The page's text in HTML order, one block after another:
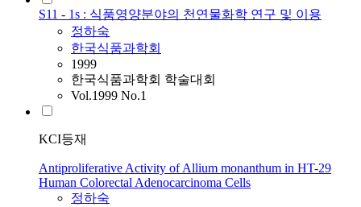
S11 - 1s : 식품영양분야의 천연물화학 연구 및 이용
정하숙
한국식품과학회
1999
한국식품과학회 학술대회
Vol.1999 No.1
KCI등재
Antiproliferative Activity of Allium monanthum in HT-29
Human Colorectal Adenocarcinoma Cells
정하숙